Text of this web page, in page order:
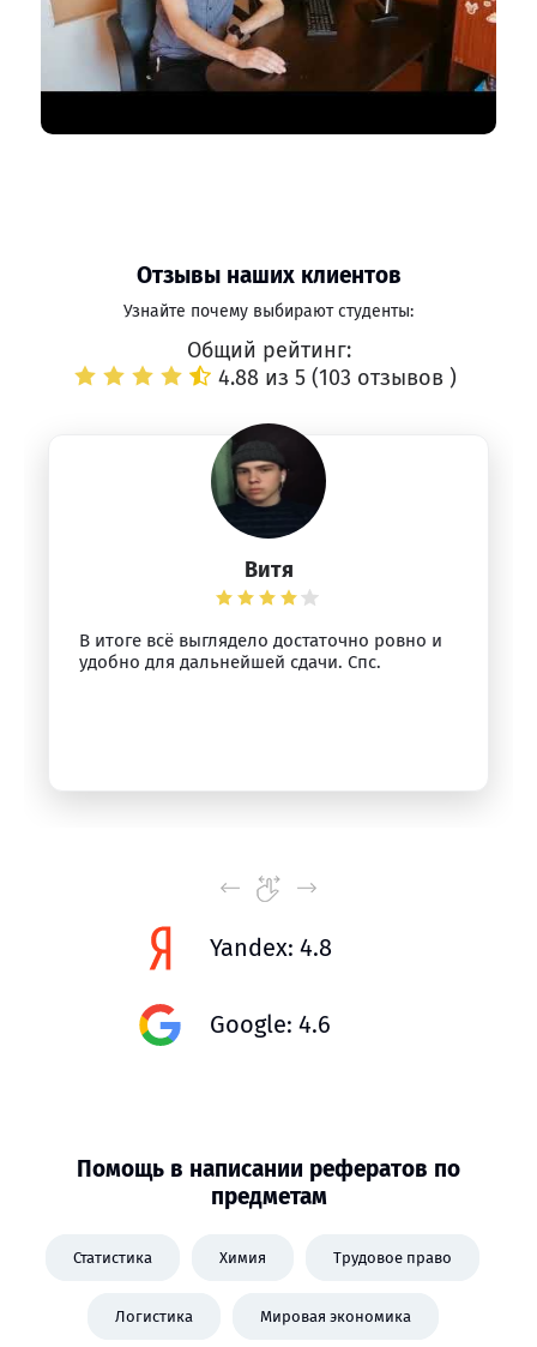
Отзывы наших клиентов
Узнайте почему выбирают студенты:
Общий рейтинг:
4.88 из 5 (103 отзывов )
Витя
В итоге всё выглядело достаточно ровно и
удобно для дальнейшей сдачи. Спс.
Yandex: 4.8
Google: 4.6
Помощь в написании рефератов по
предметам
Статистика Химия Трудовое право
Логистика Мировая экономика